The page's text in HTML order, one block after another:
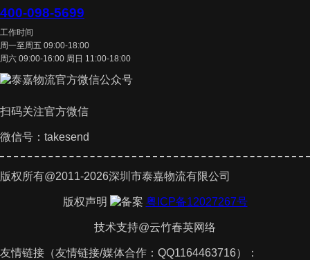
400-098-5699
工作时间
周一至周五 09:00-18:00
周六 09:00-16:00 周日 11:00-18:00
扫码关注官方微信
微信号：takesend
版权所有@2011-2026深圳市泰嘉物流有限公司
版权声明 粤ICP备12027267号
技术支持@云竹春英网络
友情链接（友情链接/媒体合作：QQ1164463716）：